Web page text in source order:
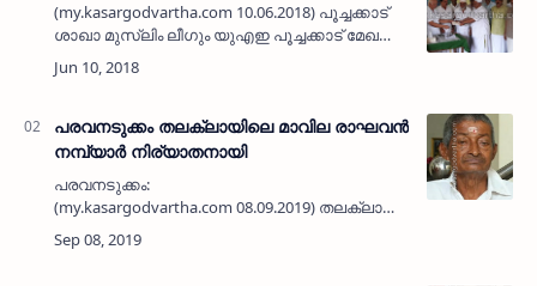
(my.kasargodvartha.com 10.06.2018) പൂച്ചക്കാട്
ശാഖാ മുസ്ലിം ലീഗും യുഎഇ പൂച്ചക്കാട് മേഖലാ
കെഎംസിസിയും സംയുക്തമായി നടത്തുന്ന
റമദാന്‍ റിലീഫിന്റെ വിതരണോദ്ഘാടനം മുസ്ലിം
പരവനടുക്കം തലക്ലായിലെ മാവില രാഘവന്‍
നമ്പ്യാര്‍ നിര്യാതനായി
പരവനടുക്കം:
(my.kasargodvartha.com 08.09.2019) തലക്ലായിലെ
മാവില രാഘവന്‍ നമ്പ്യാര്‍ (87) നിര്യാതനായി.
ഭാര്യ: മേലത്ത് ശാരദ അമ്മ. മക്കള്‍. മേലത്ത്